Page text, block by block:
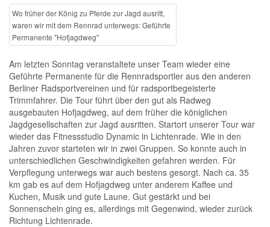
Wo früher der König zu Pferde zur Jagd ausritt,
waren wir mit dem Rennrad unterwegs: Geführte
Permanente "Hofjagdweg"
Am letzten Sonntag veranstaltete unser Team wieder eine
Geführte Permanente für die Rennradsportler aus den anderen
Berliner Radsportvereinen und für radsportbegeisterte
Trimmfahrer. Die Tour führt über den gut als Radweg
ausgebauten Hofjagdweg, auf dem früher die königlichen
Jagdgesellschaften zur Jagd ausritten. Startort unserer Tour war
wieder das Fitnessstudio Dynamic in Lichtenrade. Wie in den
Jahren zuvor starteten wir in zwei Gruppen. So konnte auch in
unterschiedlichen Geschwindigkeiten gefahren werden. Für
Verpflegung unterwegs war auch bestens gesorgt. Nach ca. 35
km gab es auf dem Hofjagdweg unter anderem Kaffee und
Kuchen, Musik und gute Laune. Gut gestärkt und bei
Sonnenschein ging es, allerdings mit Gegenwind, wieder zurück
Richtung Lichtenrade.